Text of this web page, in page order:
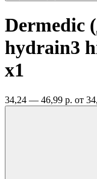
Dermedic
hydrain3
x1
34,24 — 46,99 р. от